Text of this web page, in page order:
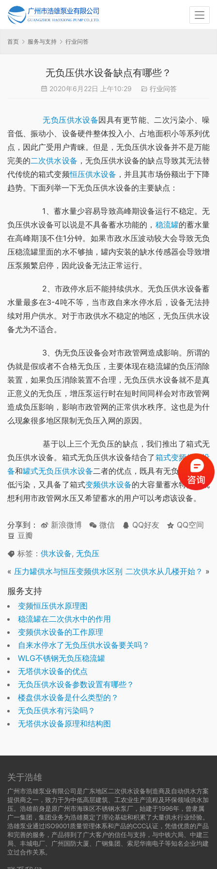
首页 服务与支持 行业问答
无负压供水设备缺点有哪些？
2020年6月22日 上午10:29 行业问答
无负压供水设备因具有更节能、二次污染小、噪
音低、振动小、设备硬件整体投入小、占地面积小等系列优
点，因此广受用户青睐。但是，无负压供水设备并不是万能
完美的二次供水设备 ，无负压供水设备的缺点导致其无法替
代传统的箱式变频恒压供水设备 ，并且其市场份额出于下降
趋势。下面列举一下无负压供水设备的主要缺点：
负压供水设备可以说是不具备蓄水功能的， 稳流罐的蓄水量
在高峰期顶不住1分钟。如果市政水压波动较大会导致无负
压稳流罐里面的水不够抽，罐内安装的缺水传感器会导致增
压泵频繁启停，因此设备无法正常运行。
水量最多在3-4吨不等，当市政自来水停水后，设备无法持
续对用户供水。对于市政供水不稳定的地区，无负压供水设
备尤为不适合。
伪就是假或者不合格无负压，主要体现在稳流罐的负压消除
装置，如果负压消除装置不合理，无负压供水设备就不是真
正意义的无负压，增压泵运行时在短时间同样会对市政管网
造成负压影响，影响市政管网的正常供水秩序。这也是为什
么现象很多地区限制无负压入网的原因。
负压供水设备。箱式无负压供水设备结合了箱式变频供水设
备和罐式无负压供水设备二者的优点，既具有无负压的节能
低污染，又具备了箱式变频供水设备的大容量蓄水特点，既
想利用市政管网水压又希望蓄水的用户可以考虑该设备。
分享到： 新浪微博 微信 QQ好友
QQ空间
豆瓣
标签： 供水设备, 无负压
« 压力罐供水与恒压变频供水区别 二次供水从几楼开始？ »
服务支持
变频恒压供水原理图
稳流罐在二次供水中的作用
变频供水设备的工作原理
自来水停水了无负压供水设备要关吗？
WLG不锈钢无负压稳流罐
无塔供水设备的优点
无负压供水设备参数设置有哪些？
楼盘供水设备是什么类型的？
无负压供水有污染吗？
无塔供水设备原理和结构图
关于浩雄
广州市浩雄泵业有限公司是广东地区二次供水设备制造商及自动供水方案
提供商之一，致力于为中低高层建筑、工农业生产流程及环保领域供水加
压。浩雄前身是原广州市海珠区不锈钢水泵厂，始建于1996年，曾隶属
广一集团，集团业务为浩雄奠定了理论基础和积累了大量供水行业经验。
浩雄泵业通过ISO9001质量管理体系和产品的CCC认证，凭借优质的产品
和完善的服务，产品得到了广大客户的信任与支持，与中铁六局、中建三
局、丰城电厂、广州国防大厦、广钢集团、索尼华南电子等知名企业均建
立过合作关系。